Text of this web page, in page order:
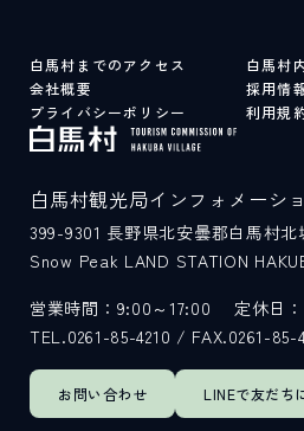
白馬村までのアクセス
白馬村
会社概要
採用情
プライバシーポリシー
利用規
お問い合わせ LINEで友だち
白馬村観光局インフォメーシ
399-9301 長野県北安曇郡白馬村
Snow Peak LAND STATION
営業時間：9:00～17:00
定休日
TEL.0261-85-4210 / FAX.0261-85-